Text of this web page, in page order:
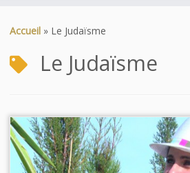
auAccueil » Le Judaïsme
Le Judaïsme